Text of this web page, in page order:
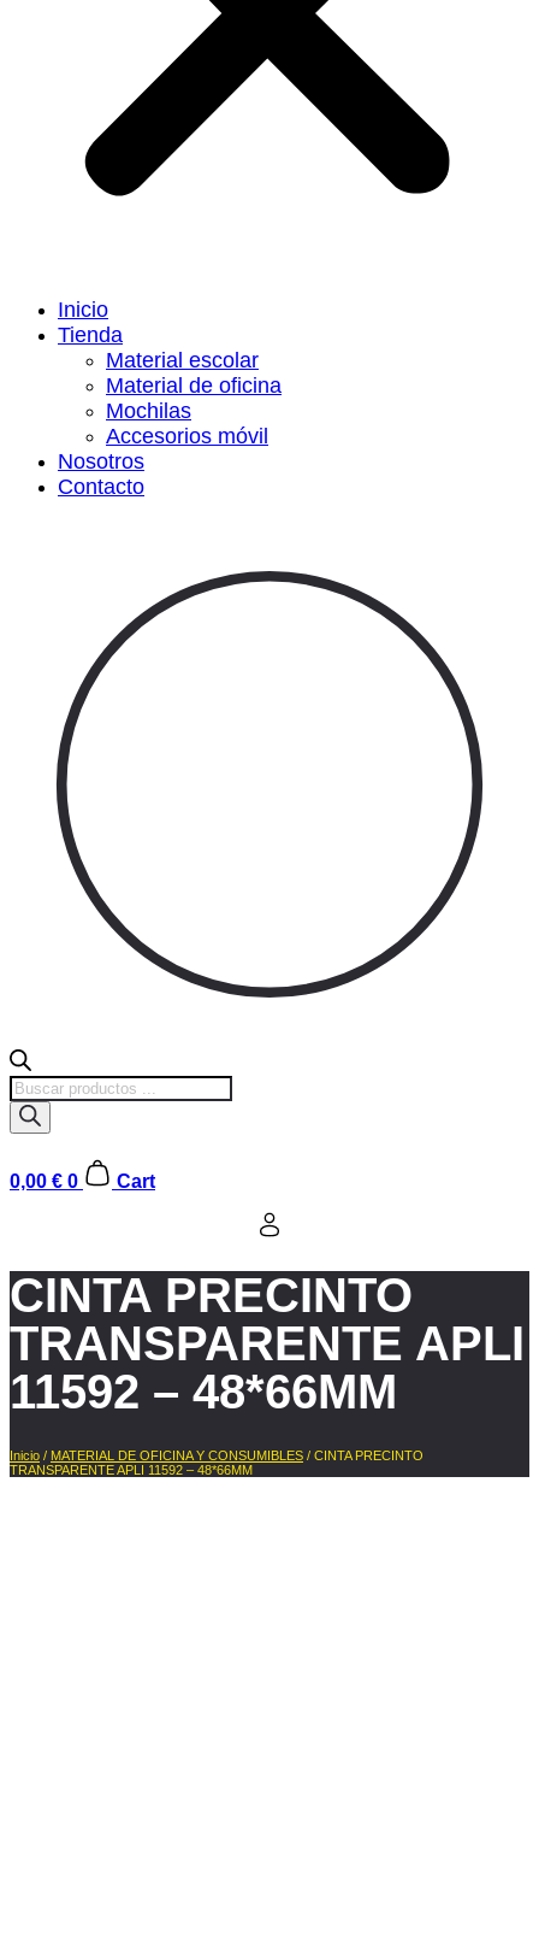
Inicio
Tienda
Material escolar
Material de oficina
Mochilas
Accesorios móvil
Nosotros
Contacto
Búsqueda
de
productos
0,00 € 0 Cart
CINTA PRECINTO
TRANSPARENTE APLI
11592 – 48*66MM
Inicio / MATERIAL DE OFICINA Y CONSUMIBLES / CINTA PRECINTO
TRANSPARENTE APLI 11592 – 48*66MM